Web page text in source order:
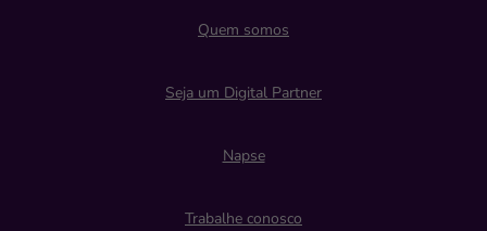
Quem somos
Seja um Digital Partner
Napse
Trabalhe conosco